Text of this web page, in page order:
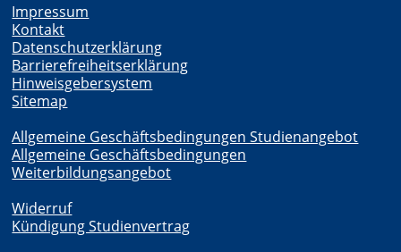
Impressum
Kontakt
Datenschutzerklärung
Barrierefreiheitserklärung
Hinweisgebersystem
Sitemap
Allgemeine Geschäftsbedingungen Studienangebot
Allgemeine Geschäftsbedingungen
Weiterbildungsangebot
Widerruf
Kündigung Studienvertrag